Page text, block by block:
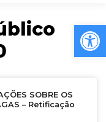
SOBRE OS
– Retificação